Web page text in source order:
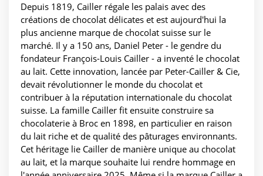
Depuis 1819, Cailler régale les palais avec des
créations de chocolat délicates et est aujourd'hui la
plus ancienne marque de chocolat suisse sur le
marché. Il y a 150 ans, Daniel Peter - le gendre du
fondateur François-Louis Cailler - a inventé le chocolat
au lait. Cette innovation, lancée par Peter-Cailler & Cie,
devait révolutionner le monde du chocolat et
contribuer à la réputation internationale du chocolat
suisse. La famille Cailler fit ensuite construire sa
chocolaterie à Broc en 1898, en particulier en raison
du lait riche et de qualité des pâturages environnants.
Cet héritage lie Cailler de manière unique au chocolat
au lait, et la marque souhaite lui rendre hommage en